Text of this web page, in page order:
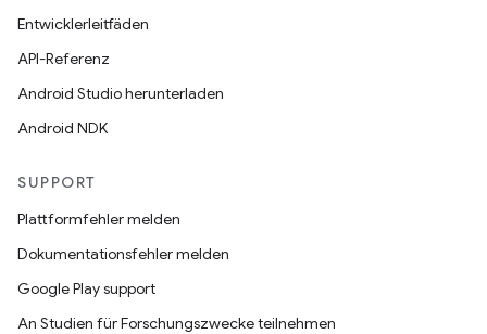
Entwicklerleitfäden
API-Referenz
Android Studio herunterladen
Android NDK
SUPPORT
Plattformfehler melden
Dokumentationsfehler melden
Google Play support
An Studien für Forschungszwecke teilnehmen